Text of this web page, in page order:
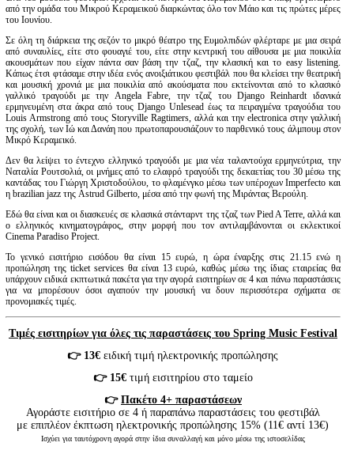
Είσοδος διαχειριστή
από την ομάδα του Μικρού Κεραμεικού διαρκώντας όλο τον Μάιο και τις πρώτες μέρες
του Ιουνίου.
Σε όλη τη διάρκεια της σεζόν το μικρό θέατρο της Ευμολπιδών φλέρταρε με μια σειρά
από συναυλίες, είτε στο φουαγιέ του, είτε στην κεντρική του αίθουσα με μια ποικιλία
ακουσμάτων που είχαν πάντα σαν βάση την τζαζ, την κλασική και το easy listening.
Κάπως έτσι φτάσαμε στην ιδέα ενός ανοιξιάτικου φεστιβάλ που θα κλείσει την θεατρική
και μουσική χρονιά με μια ποικιλία από ακούσματα που εκτείνονται από το κλασικό
γαλλικό τραγούδι με την Angela Fabre, την τζαζ του Django Reinhardt ιδανικά
ερμηνευμένη στα άκρα από τους Django Unlesead έως τα πειραγμένα τραγούδια του
Louis Armstrong από τους Storyville Ragtimers, αλλά και την electronica στην γαλλική
της σχολή, των Ιώ και Δανάη που πρωτοπαρουσιάζουν το παρθενικό τους άλμπουμ στον
Μικρό Κεραμεικό.
Δεν θα λείψει το έντεχνο ελληνικό τραγούδι με μια νέα ταλαντούχα ερμηνεύτρια, την
Ναταλία Ρουτσολιά, οι μνήμες από το ελαφρό τραγούδι της δεκαετίας του 30 μέσω της
καντάδας του Γιώργη Χριστοδούλου, το φλαμένγκο μέσω των υπέροχων Imperfecto και
η brazilian jazz της Astrud Gilberto, μέσα από την φωνή της Μιράντας Βερούλη.
Εδώ θα είναι και οι διασκευές σε κλασικά στάνταρντ της τζαζ των Pied A Terre, αλλά και
ο ελληνικός κινηματογράφος, στην μορφή που τον αντιλαμβάνονται οι εκλεκτικοί
Cinema Paradiso Project.
Το γενικό εισιτήριο εισόδου θα είναι 15 ευρώ, η ώρα έναρξης στις 21.15 ενώ η
προπώληση της ticket services θα είναι 13 ευρώ, καθώς μέσω της ίδιας εταιρείας θα
υπάρχουν ειδικά εκπτωτικά πακέτα για την αγορά εισιτηρίων σε 4 και πάνω παραστάσεις
για να μπορέσουν όσοι αγαπούν την μουσική να δουν περισσότερα σχήματα σε
προνομιακές τιμές.
Τιμές εισιτηρίων για όλες τις παραστάσεις του Spring Music Festival
👉 13€ ειδική τιμή ηλεκτρονικής προπώλησης
👉 15€τιμή εισιτηρίου στο ταμείο
👉 Πακέτο 4+ παραστάσεων
Αγοράστε εισιτήριο σε 4 ή παραπάνω παραστάσεις του φεστιβάλ
με επιπλέον έκπτωση ηλεκτρονικής προπώλησης 15% (11€ αντί 13€)
Ισχύει για ταυτόχρονη αγορά στην ίδια συναλλαγή και μόνο μέσω της ιστοσελίδας